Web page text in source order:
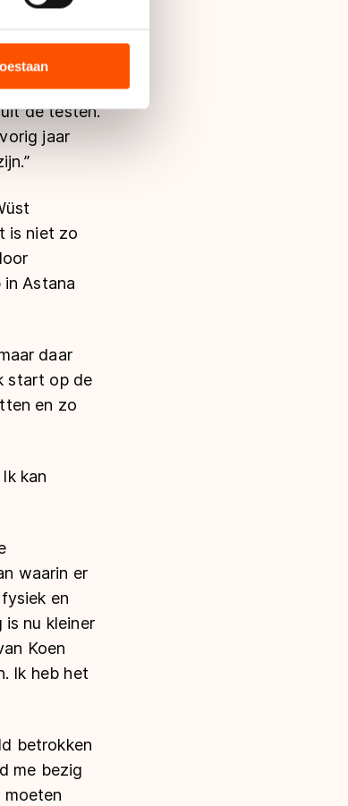
en
verzameld via
mogelijk geen
overdracht.
is bij mij
idee dat er
de testen.
jaar
is niet zo
Astana
daar
start op de
en zo
kan
waarin er
en
is nu kleiner
Koen
Ik heb het
betrokken
me bezig